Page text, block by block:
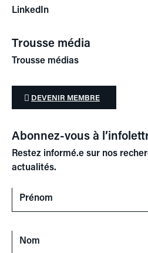
LinkedIn
Trousse média
Trousse médias
DEVENIR MEMBRE
Abonnez-vous à
Restez informé.e sur nos
actualités.